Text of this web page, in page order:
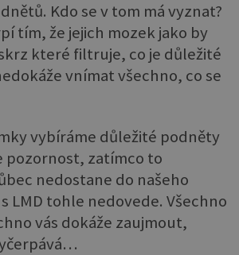
Kdo se v tom má vyznat?
tím, že jejich mozek jako by
které filtruje, co je důležité
vnímat všechno, co se
vybíráme důležité podněty
pozornost, zatímco to
nedostane do našeho
LMD tohle nedovede. Všechno
vás dokáže zaujmout,